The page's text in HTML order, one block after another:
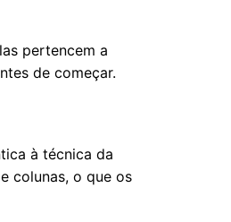
pertencem a
de começar.
à técnica da
colunas, o que os